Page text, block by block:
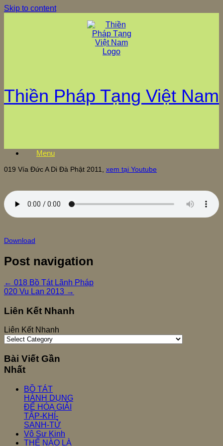
Skip to content
Thiền Pháp Tạng Việt Nam
Menu
019 Vía Đức A Di Đà Phật 2011, xem tại Youtube
Download
Post navigation
← 018 Bồ Tát Lãnh Pháp
020 Vu Lan 2013 →
Liên Kết Nhanh
Liên Kết Nhanh
Bài Viết Gần
Nhất
BỒ TÁT
HÀNH DỤNG
ĐỂ HÓA GIẢI
TẬP-KHÍ-
SANH-TỬ
Vô Sư Kinh
THẾ NÀO LÀ